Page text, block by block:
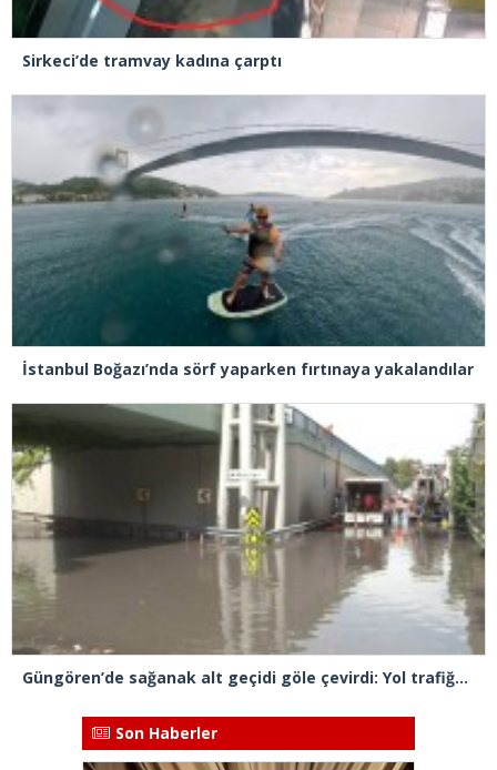
Sirkeci’de tramvay kadına çarptı
İstanbul Boğazı’nda sörf yaparken fırtınaya yakalandılar
Güngören’de sağanak alt geçidi göle çevirdi: Yol trafiğe kapatıldı
Son Haberler